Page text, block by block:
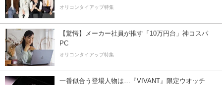
オリコンタイアップ特集
【驚愕】メーカー社員が推す「10万円台」神コスパ
PC
オリコンタイアップ特集
一番似合う登場人物は…『VIVANT』限定ウオッチ